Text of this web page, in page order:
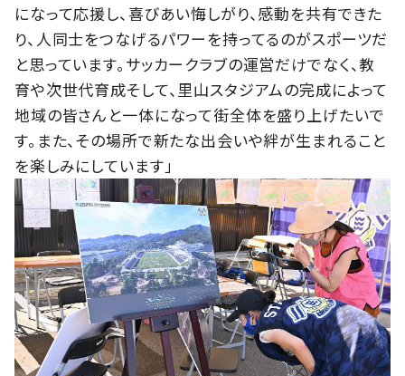
になって応援し、喜びあい悔しがり、感動を共有できた
り、人同士をつなげるパワーを持ってるのがスポーツだ
と思っています。サッカークラブの運営だけでなく、教
育や次世代育成そして、里山スタジアムの完成によって
地域の皆さんと一体になって街全体を盛り上げたいで
す。また、その場所で新たな出会いや絆が生まれること
を楽しみにしています」